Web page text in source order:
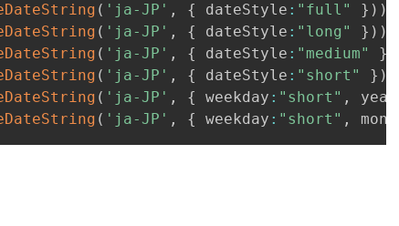
( 'ja-JP' , { dateStyle : "full" } ) )
( 'ja-JP' , { dateStyle : "long" } ) )
( 'ja-JP' , { dateStyle : "medium" }
( 'ja-JP' , { dateStyle : "short" } )
( 'ja-JP' , { weekday : "short" , year
( 'ja-JP' , { weekday : "short" , month